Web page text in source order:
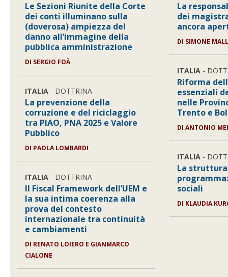
Le Sezioni Riunite della Corte
dei conti illuminano sulla
(doverosa) ampiezza del
danno all’immagine della
pubblica amministrazione
DI SERGIO FOÀ
ITALIA - DOTTRINA
La prevenzione della
corruzione e del riciclaggio
tra PIAO, PNA 2025 e Valore
Pubblico
DI PAOLA LOMBARDI
ITALIA - DOTTRINA
Il Fiscal Framework dell’UEM e
la sua intima coerenza alla
prova del contesto
internazionale tra continuità
e cambiamenti
DI RENATO LOIERO E GIANMARCO
CIALONE
La
dei
ancora
DI SIMONE
ITALIA -
Riforma
essenziali
nelle
Trento e
DIANTONIO
ITALIA -
La
sociali
DI KLAUDIA